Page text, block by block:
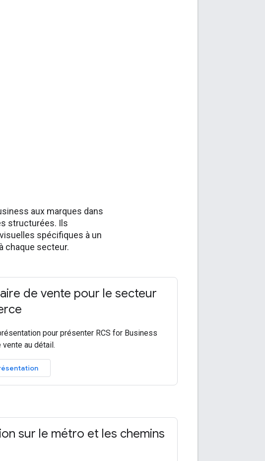
aux marques dans
structurées. Ils
spécifiques à un
chaque secteur.
de vente pour le secteur
pour présenter RCS for Business
vente au détail.
sur le métro et les chemins